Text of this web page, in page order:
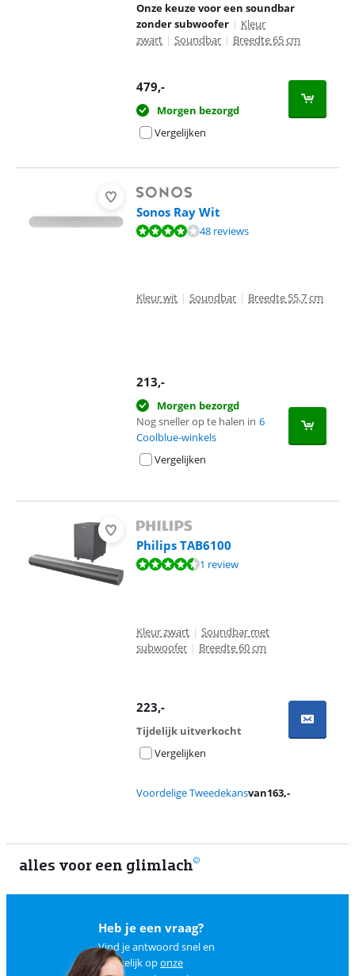
Onze keuze voor een soundbar
zonder subwoofer | Kleur
zwart | Soundbar | Breedte 65 cm
479,-
Morgen bezorgd
Vergelijken
Sonos Ray Wit
Beoordeling is 8,3 van de 10, gebaseerd op 48 reviews.
48 reviews
Kleur wit | Soundbar | Breedte 55,7 cm
213,-
Morgen bezorgd
Nog sneller op te halen in 6
Coolblue-winkels
Vergelijken
Philips TAB6100
Beoordeling is 8,8 van de 10, gebaseerd op 1 review.
1 review
Kleur zwart | Soundbar met
subwoofer | Breedte 60 cm
223,-
Tijdelijk uitverkocht
Vergelijken
Voordelige Tweedekansvan163,-
alles voor een glimlach
Heb je een vraag?
Vind je antwoord snel en
makkelijk oponze